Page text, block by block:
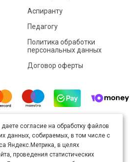
Аспиранту
Педагогу
Политика обработки
персональных данных
Договор оферты
доступно полицензии Creative
«Attribution» («Атрибуция») 4.0
.
согласие на обработку файлов
данных, собираемых, в том числе с
Яндекс.Метрика, в целях
проведения статистических